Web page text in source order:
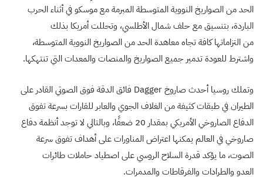
الحد من الصواريخ النووية المتوسطة المبرمة مع موسكو في أثناء الحرب
الباردة، بتنسيق مع حلف شمال الأطلسي، وتحللت أمريكا بذلك
من التزاماتها كافة تجاه معاهدة الحد من الصواريخ النووية المتوسطة،
واشترط للعودة تدمير جميع الصواريخ والمنصات والمعدات التي تنتهكها.
وتملك روسيا أحدث صاروخDagger فائق الدقة فوق الصوتي القادر على
الطيران في طبقات كثيفة من الغلاف الجوي والعابر للقارات بسرعة تفوق
الدفاع الصاروخي الأمريكي بمقدار 20 ضعفًا، وبالتالي لا توجد أنظمة دفاع
صاروخي في العالم يمكنها اعتراض المناورات على أهداف تفوق سرعة
الصوت، ما يؤكد قدرة السلاح الروسي على اصطياد حاملات طائرات
العدو والطرادات والفرقاطات والمدمرات.